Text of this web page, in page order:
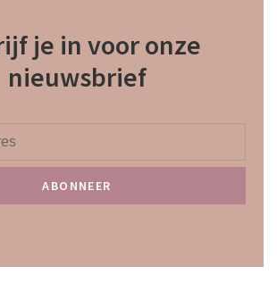
je in voor onze
nieuwsbrief
ABONNEER